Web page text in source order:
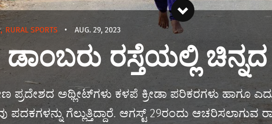
, RURAL SPORTS • AUG. 29, 2023
ರಸ್ತೆಯಲ್ಲಿ
ಪ್ರದೇಶದ ಅಥ್ಲೀಟ್‌ಗಳು ಕಳಪೆ ಕ್ರೀಡಾ ಪರಿಕರಗಳು ಹಾಗೂ
ಗೆಲ್ಲುತ್ತಿದ್ದಾರೆ. ಆಗಸ್ಟ್ 29ರಂದು ಆಚರಿಸಲಾಗುವ